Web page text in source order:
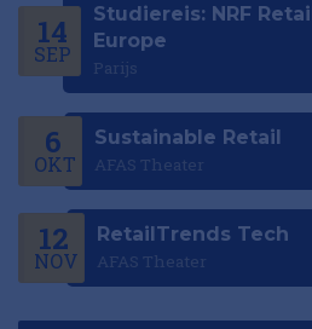
14
SEP
Studiereis: NRF
Europe
Parijs
6
OKT
Sustainable Retail
AFAS Theater
12
NOV
RetailTrends Tech
AFAS Theater